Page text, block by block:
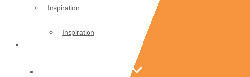
Inspiration
Inspiration